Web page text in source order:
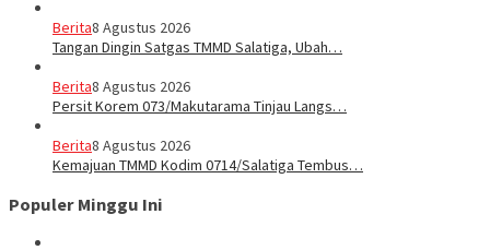
Berita8 Agustus 2026
Tangan Dingin Satgas TMMD Salatiga, Ubah…
Berita8 Agustus 2026
Persit Korem 073/Makutarama Tinjau Langs…
Berita8 Agustus 2026
Kemajuan TMMD Kodim 0714/Salatiga Tembus…
Populer Minggu Ini